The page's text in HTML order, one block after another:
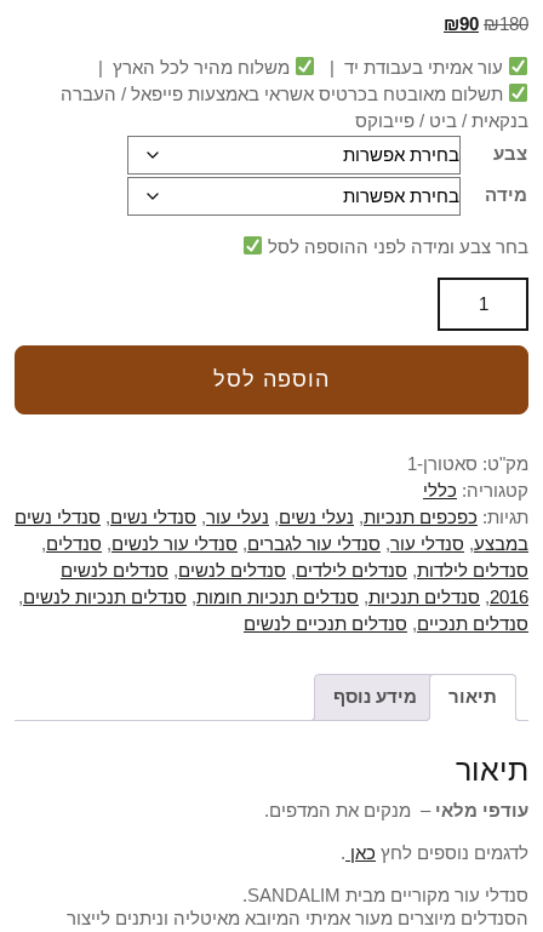
₪180
₪90
עור אמיתי בעבודת יד |
משלוח מהיר לכל הארץ |
תשלום מאובטח בכרטיס אשראי באמצעות פייפאל / העברה
בנקאית / ביט / פייבוקס
צבע
מידה
בחר צבע ומידה לפני ההוספה לסל
הוספה לסל
מק"ט: סאטורן-1
קטגוריה: כללי
תגיות: כפכפים תנכיות, נעלי נשים, נעלי עור, סנדלי נשים, סנדלי נשים
במבצע, סנדלי עור, סנדלי עור לגברים, סנדלי עור לנשים, סנדלים,
סנדלים לילדות, סנדלים לילדים, סנדלים לנשים, סנדלים לנשים
2016
, סנדלים תנכיות, סנדלים תנכיות חומות, סנדלים תנכיות לנשים,
סנדלים תנכיים, סנדלים תנכיים לנשים
תיאור מידע נוסף
תיאור
עודפי מלאי – מנקים את המדפים.
לדגמים נוספים לחץ כאן .
סנדלי עור מקוריים מבית SANDALIM.
הסנדלים מיוצרים מעור אמיתי המיובא מאיטליה וניתנים לייצור